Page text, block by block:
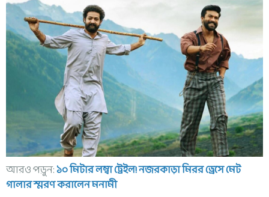
আরও পড়ুন:১০ মিটার লম্বা ট্রেইল! নজরকাড়া মিরর ড্রেসে মেট
গালার স্মরণ করালেন মনামী